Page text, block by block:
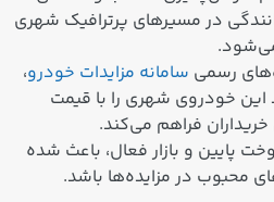
در مسیرهای پرترافیک شهری
رسمی سامانه مزایدات خودرو،
این خودروی شهری را با قیمت
فراهم می‌کند.
پایین و بازار فعال، باعث شده
محبوب در مزایده‌ها باشد.